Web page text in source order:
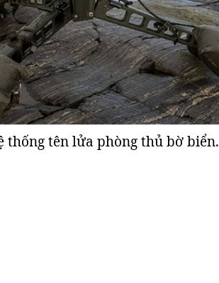
thống tên lửa phòng thủ bờ biển.